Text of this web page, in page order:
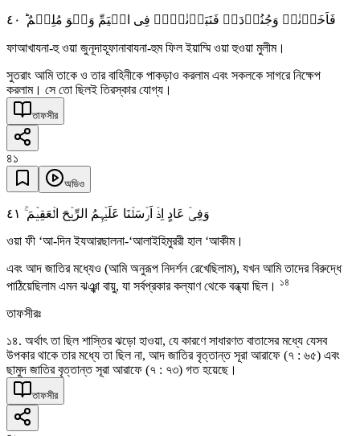
فَاَخَذۡنٰہُ وَجُنُوۡدَہٗ فَنَبَذۡنٰہُمۡ فِی الۡیَمِّ وَہُوَ مُلِیۡمٌ ؕ ٤۰
ফাআখাযনা-হু ওয়া জুনূদাহূফানাবাযনা-হুম ফিল ইয়াম্মি ওয়া হুওয়া মুলীম।
সুতরাং আমি তাকে ও তার বাহিনীকে পাকড়াও করলাম এবং সকলকে সাগরে নিক্ষেপ
করলাম। সে তো ছিলই তিরস্কার যোগ্য।
তাফসীর
৪১
অডিও
وَفِیۡ عَادٍ اِذۡ اَرۡسَلۡنَا عَلَیۡہِمُ الرِّیۡحَ الۡعَقِیۡمَ ۚ ٤١
ওয়া ফী ‘আ-দিন ইযআরছালনা-‘আলাইহিমুররী হাল ‘আকীম।
এবং আদ জাতির মধ্যেও (আমি অনুরূপ নিদর্শন রেখেছিলাম), যখন আমি তাদের বিরুদ্ধে
পাঠিয়েছিলাম এমন ঝঞ্ঝা বায়ু, যা সর্বপ্রকার কল্যাণ থেকে বন্ধ্যা ছিল। ১৪
তাফসীরঃ
১৪. অর্থাৎ তা ছিল শাস্তির ঝড়ো হাওয়া, যে কারণে সাধারণত বাতাসের মধ্যে যেসব
উপকার থাকে তার মধ্যে তা ছিল না, আদ জাতির বৃত্তান্ত সূরা আরাফে (৭ : ৬৫) এবং
ছামুদ জাতির বৃত্তান্ত সূরা আরাফে (৭ : ৭৩) গত হয়েছে।
তাফসীর